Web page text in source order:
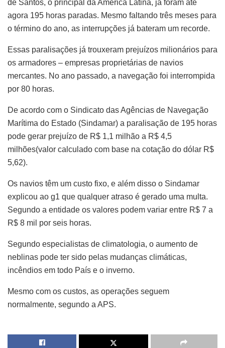
de Santos, o principal da América Latina, já foram até
agora 195 horas paradas. Mesmo faltando três meses para
o término do ano, as interrupções já bateram um recorde.
Essas paralisações já trouxeram prejuízos milionários para
os armadores – empresas proprietárias de navios
mercantes. No ano passado, a navegação foi interrompida
por 80 horas.
De acordo com o Sindicato das Agências de Navegação
Marítima do Estado (Sindamar) a paralisação de 195 horas
pode gerar prejuízo de R$ 1,1 milhão a R$ 4,5
milhões(valor calculado com base na cotação do dólar R$
5,62).
Os navios têm um custo fixo, e além disso o Sindamar
explicou ao g1 que qualquer atraso é gerado uma multa.
Segundo a entidade os valores podem variar entre R$ 7 a
R$ 8 mil por seis horas.
Segundo especialistas de climatologia, o aumento de
neblinas pode ter sido pelas mudanças climáticas,
incêndios em todo País e o inverno.
Mesmo com os custos, as operações seguem
normalmente, segundo a APS.